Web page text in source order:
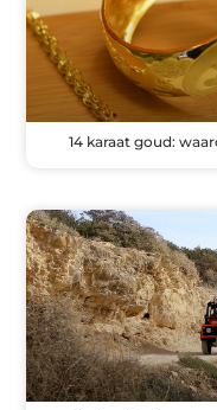
14 karaat goud: